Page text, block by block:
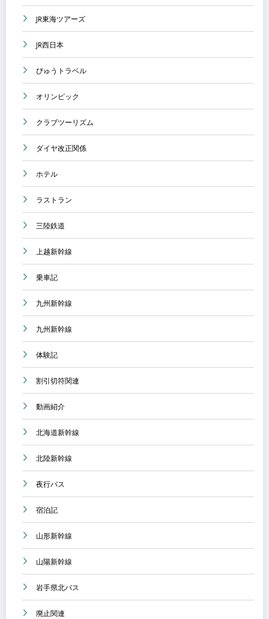
JR東海ツアーズ
JR西日本
びゅうトラベル
オリンピック
クラブツーリズム
ダイヤ改正関係
ホテル
ラストラン
三陸鉄道
上越新幹線
乗車記
九州新幹線
九州新幹線
体験記
割引切符関連
動画紹介
北海道新幹線
北陸新幹線
夜行バス
宿泊記
山形新幹線
山陽新幹線
岩手県北バス
廃止関連